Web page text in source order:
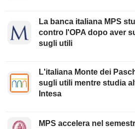
La banca italiana MPS
contro l'OPA dopo aver
sugli utili
L'italiana Monte dei
sugli utili mentre studia
Intesa
MPS accelera nel